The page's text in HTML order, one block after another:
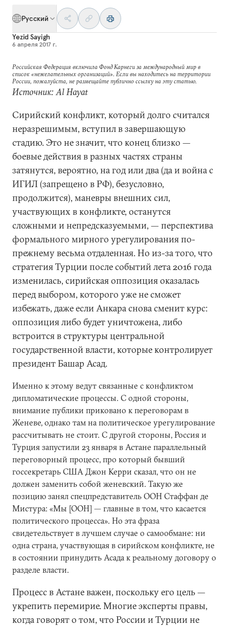
Русский
Yezid Sayigh
6 апреля 2017 г.
Российская Федерация включила Фонд Карнеги за международный мир в
список «нежелательных организаций». Если вы находитесь на территории
России, пожалуйста, не размещайте публично ссылку на эту статью.
Источник: Al Hayat
Сирийский конфликт, который долго считался
неразрешимым, вступил в завершающую
стадию. Это не значит, что конец близко —
боевые действия в разных частях страны
затянутся, вероятно, на год или два (да и война с
ИГИЛ (запрещено в РФ), безусловно,
продолжится), маневры внешних сил,
участвующих в конфликте, останутся
сложными и непредсказуемыми, — перспектива
формального мирного урегулирования по-
прежнему весьма отдаленная. Но из-за того, что
стратегия Турции после событий лета 2016 года
изменилась, сирийская оппозиция оказалась
перед выбором, которого уже не сможет
избежать, даже если Анкара снова сменит курс:
оппозиция либо будет уничтожена, либо
встроится в структуры центральной
государственной власти, которые контролирует
президент Башар Асад.
Именно к этому ведут связанные с конфликтом
дипломатические процессы. С одной стороны,
внимание публики приковано к переговорам в
Женеве, однако там на политическое урегулирование
рассчитывать не стоит. С другой стороны, Россия и
Турция запустили 23 января в Астане параллельный
переговорный процесс, про который бывший
госсекретарь США Джон Керри сказал, что он не
должен заменить собой женевский. Такую же
позицию занял спецпредставитель ООН Стаффан де
Мистура: «Мы [ООН] — главные в том, что касается
политического процесса». Но эта фраза
свидетельствует в лучшем случае о самообмане: ни
одна страна, участвующая в сирийском конфликте, не
в состоянии принудить Асада к реальному договору о
разделе власти.
Процесс в Астане важен, поскольку его цель —
укрепить перемирие. Многие эксперты правы,
когда говорят о том, что России и Турции не